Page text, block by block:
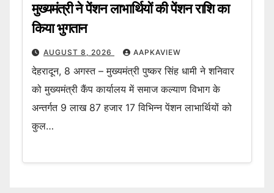
मुख्यमंत्री ने पेंशन लाभार्थियों की पेंशन राशि का
किया भुगतान
AUGUST 8, 2026 AAPKAVIEW
देहरादून, 8 अगस्त – मुख्यमंत्री पुष्कर सिंह धामी ने शनिवार
को मुख्यमंत्री कैंप कार्यालय में समाज कल्याण विभाग के
अन्तर्गत 9 लाख 87 हजार 17 विभिन्न पेंशन लाभार्थियों को
कुल…